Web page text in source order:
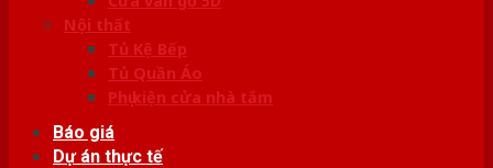
Nội thất
Tủ Kệ Bếp
Tủ Quần Áo
Phụ kiện cửa nhà tắm
Báo giá
Dự án thực tế